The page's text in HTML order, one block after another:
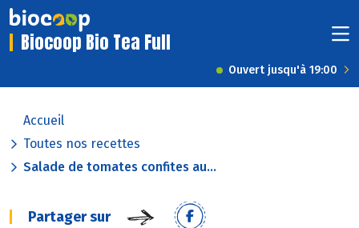
Biocoop Bio Tea Full
Ouvert jusqu'à 19:00
Accueil
Toutes nos recettes
Salade de tomates confites au...
Partager sur